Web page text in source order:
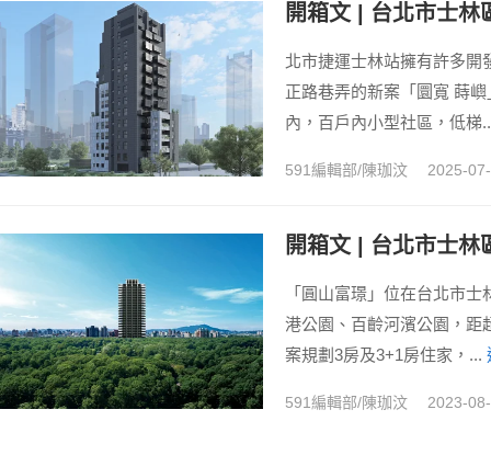
開箱文 | 台北市士林
北市捷運士林站擁有許多開
正路巷弄的新案「圜寬 蒔
內，百戶內小型社區，低梯
591編輯部/陳珈汶 2025-
開箱文 | 台北市士林
「圓山富璟」位在台北市
港公園、百齡河濱公園，距
案規劃3房及3+1房住家，...
591編輯部/陳珈汶 2023-